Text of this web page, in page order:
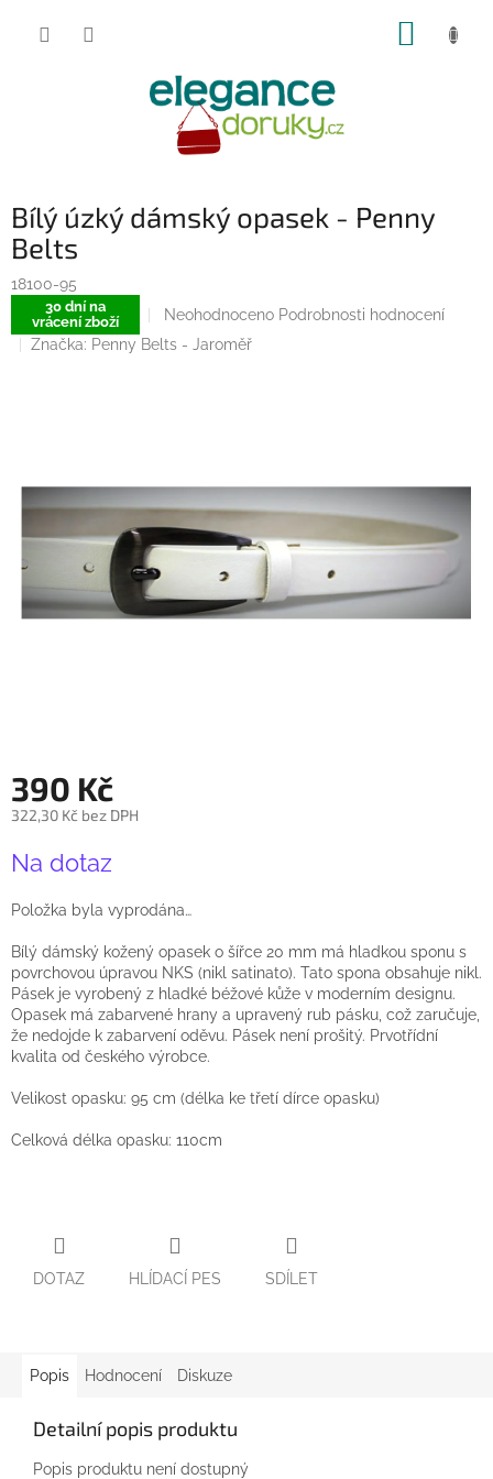
Bílý úzký dámský opasek - Penny
Belts
18100-95
30 dní na
vrácení zboží
Průměrné
hodnocení
produktu
Neohodnoceno Podrobnosti hodnocení
Značka: Penny Belts - Jaroměř
390 Kč
322,30 Kč bez DPH
cena:
Na dotaz
Položka byla vyprodána…
Bílý dámský kožený opasek o šířce 20 mm má hladkou sponu s
povrchovou úpravou NKS (nikl satinato). Tato spona obsahuje nikl.
Pásek je vyrobený z hladké béžové kůže v moderním designu.
Opasek má zabarvené hrany a upravený rub pásku, což zaručuje,
že nedojde k zabarvení oděvu. Pásek není prošitý. Prvotřídní
kvalita od českého výrobce.
Velikost opasku: 95 cm (délka ke třetí dírce opasku)
Celková délka opasku: 110cm
DOTAZ HLÍDACÍ PES SDÍLET
Popis Hodnocení Diskuze
Detailní popis produktu
Popis produktu není dostupný